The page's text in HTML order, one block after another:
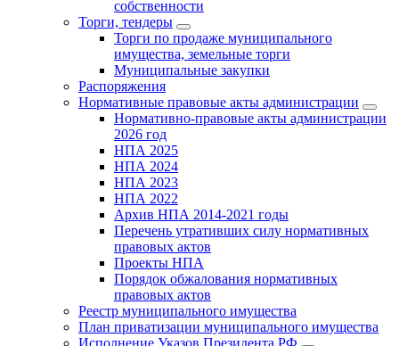
собственности
Торги, тендеры
Торги по продаже муниципального
имущества, земельные торги
Муниципальные закупки
Распоряжения
Нормативные правовые акты администрации
Нормативно-правовые акты администрации
2026 год
НПА 2025
НПА 2024
НПА 2023
НПА 2022
Архив НПА 2014-2021 годы
Перечень утративших силу нормативных
правовых актов
Проекты НПА
Порядок обжалования нормативных
правовых актов
Реестр муниципального имущества
План приватизации муниципального имущества
Исполнение Указов Президента РФ